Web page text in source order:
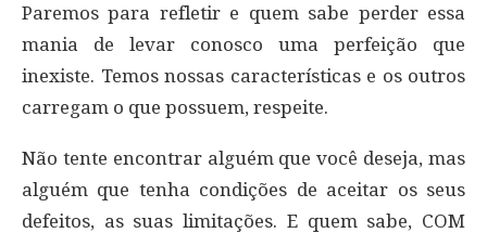
Paremos para refletir e quem sabe perder essa
mania de levar conosco uma perfeição que
inexiste. Temos nossas características e os outros
carregam o que possuem, respeite.
Não tente encontrar alguém que você deseja, mas
alguém que tenha condições de aceitar os seus
defeitos, as suas limitações. E quem sabe, COM